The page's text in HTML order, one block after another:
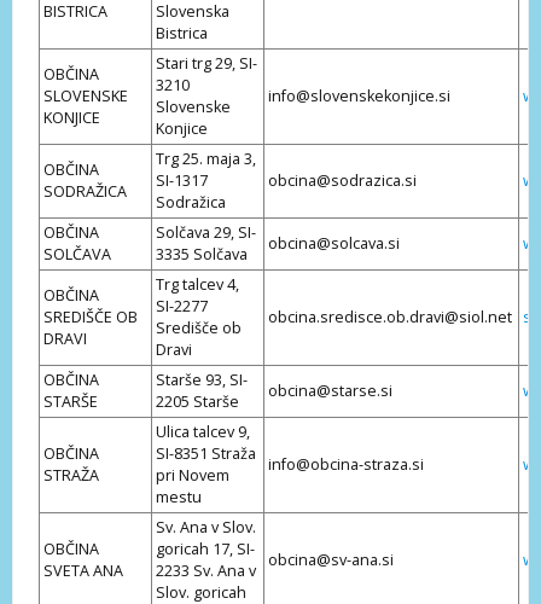
BISTRICA
Slovenska
Bistrica
OBČINA
SLOVENSKE
KONJICE
Stari trg 29, SI-
3210
Slovenske
Konjice
info@slovenskekonjice.si
OBČINA
SODRAŽICA
Trg 25. maja 3,
SI-1317
Sodražica
obcina@sodrazica.si
OBČINA
SOLČAVA
Solčava 29, SI-
3335 Solčava
obcina@solcava.si
OBČINA
SREDIŠČE OB
DRAVI
Trg talcev 4,
SI-2277
Središče ob
Dravi
obcina.sredisce.ob.dravi@siol.net
OBČINA
STARŠE
Starše 93, SI-
2205 Starše
obcina@starse.si
OBČINA
STRAŽA
Ulica talcev 9,
SI-8351 Straža
pri Novem
mestu
info@obcina-straza.si
OBČINA
SVETA ANA
Sv. Ana v Slov.
goricah 17, SI-
2233 Sv. Ana v
Slov. goricah
obcina@sv-ana.si